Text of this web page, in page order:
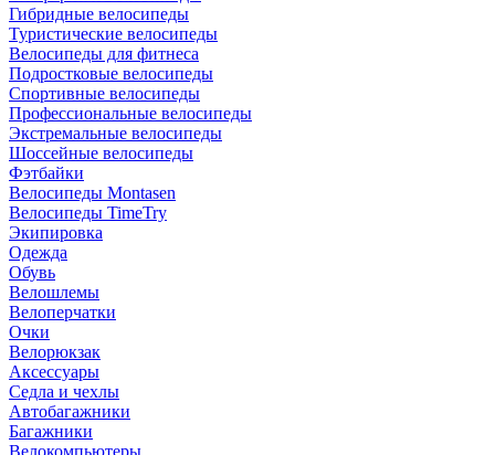
Гибридные велосипеды
Туристические велосипеды
Велосипеды для фитнеса
Подростковые велосипеды
Спортивные велосипеды
Профессиональные велосипеды
Экстремальные велосипеды
Шоссейные велосипеды
Фэтбайки
Велосипеды Montasen
Велосипеды TimeTry
Экипировка
Одежда
Обувь
Велошлемы
Велоперчатки
Очки
Велорюкзак
Аксессуары
Седла и чехлы
Автобагажники
Багажники
Велокомпьютеры